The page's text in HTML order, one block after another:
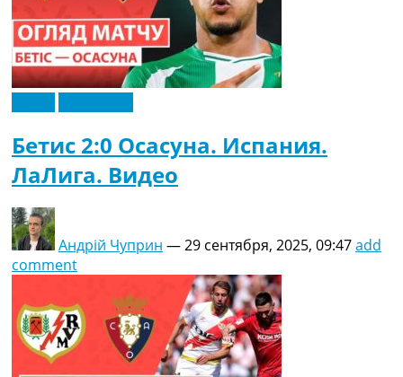
Бетис 2:0 Осасуна. Испания.
ЛаЛига. Видео
Андрій Чуприн —29 сентября, 2025, 09:47add
comment